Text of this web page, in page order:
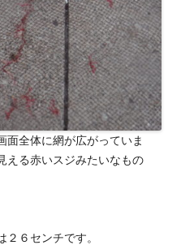
面全体に網が広がっていま
える赤いスジみたいなもの
６センチです。